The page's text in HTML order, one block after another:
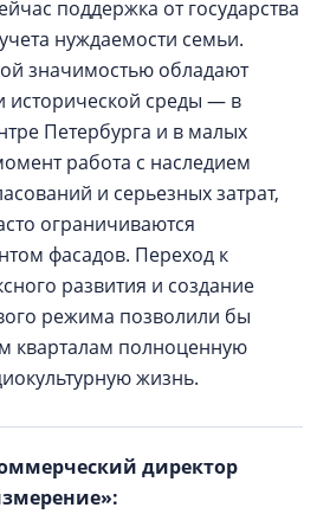
поддержка от государства
нуждаемости семьи.
значимостью обладают
исторической среды — в
Петербурга и в малых
работа с наследием
и серьезных затрат,
ограничиваются
фасадов. Переход к
развития и создание
режима позволили бы
кварталам полноценную
жизнь.
директор